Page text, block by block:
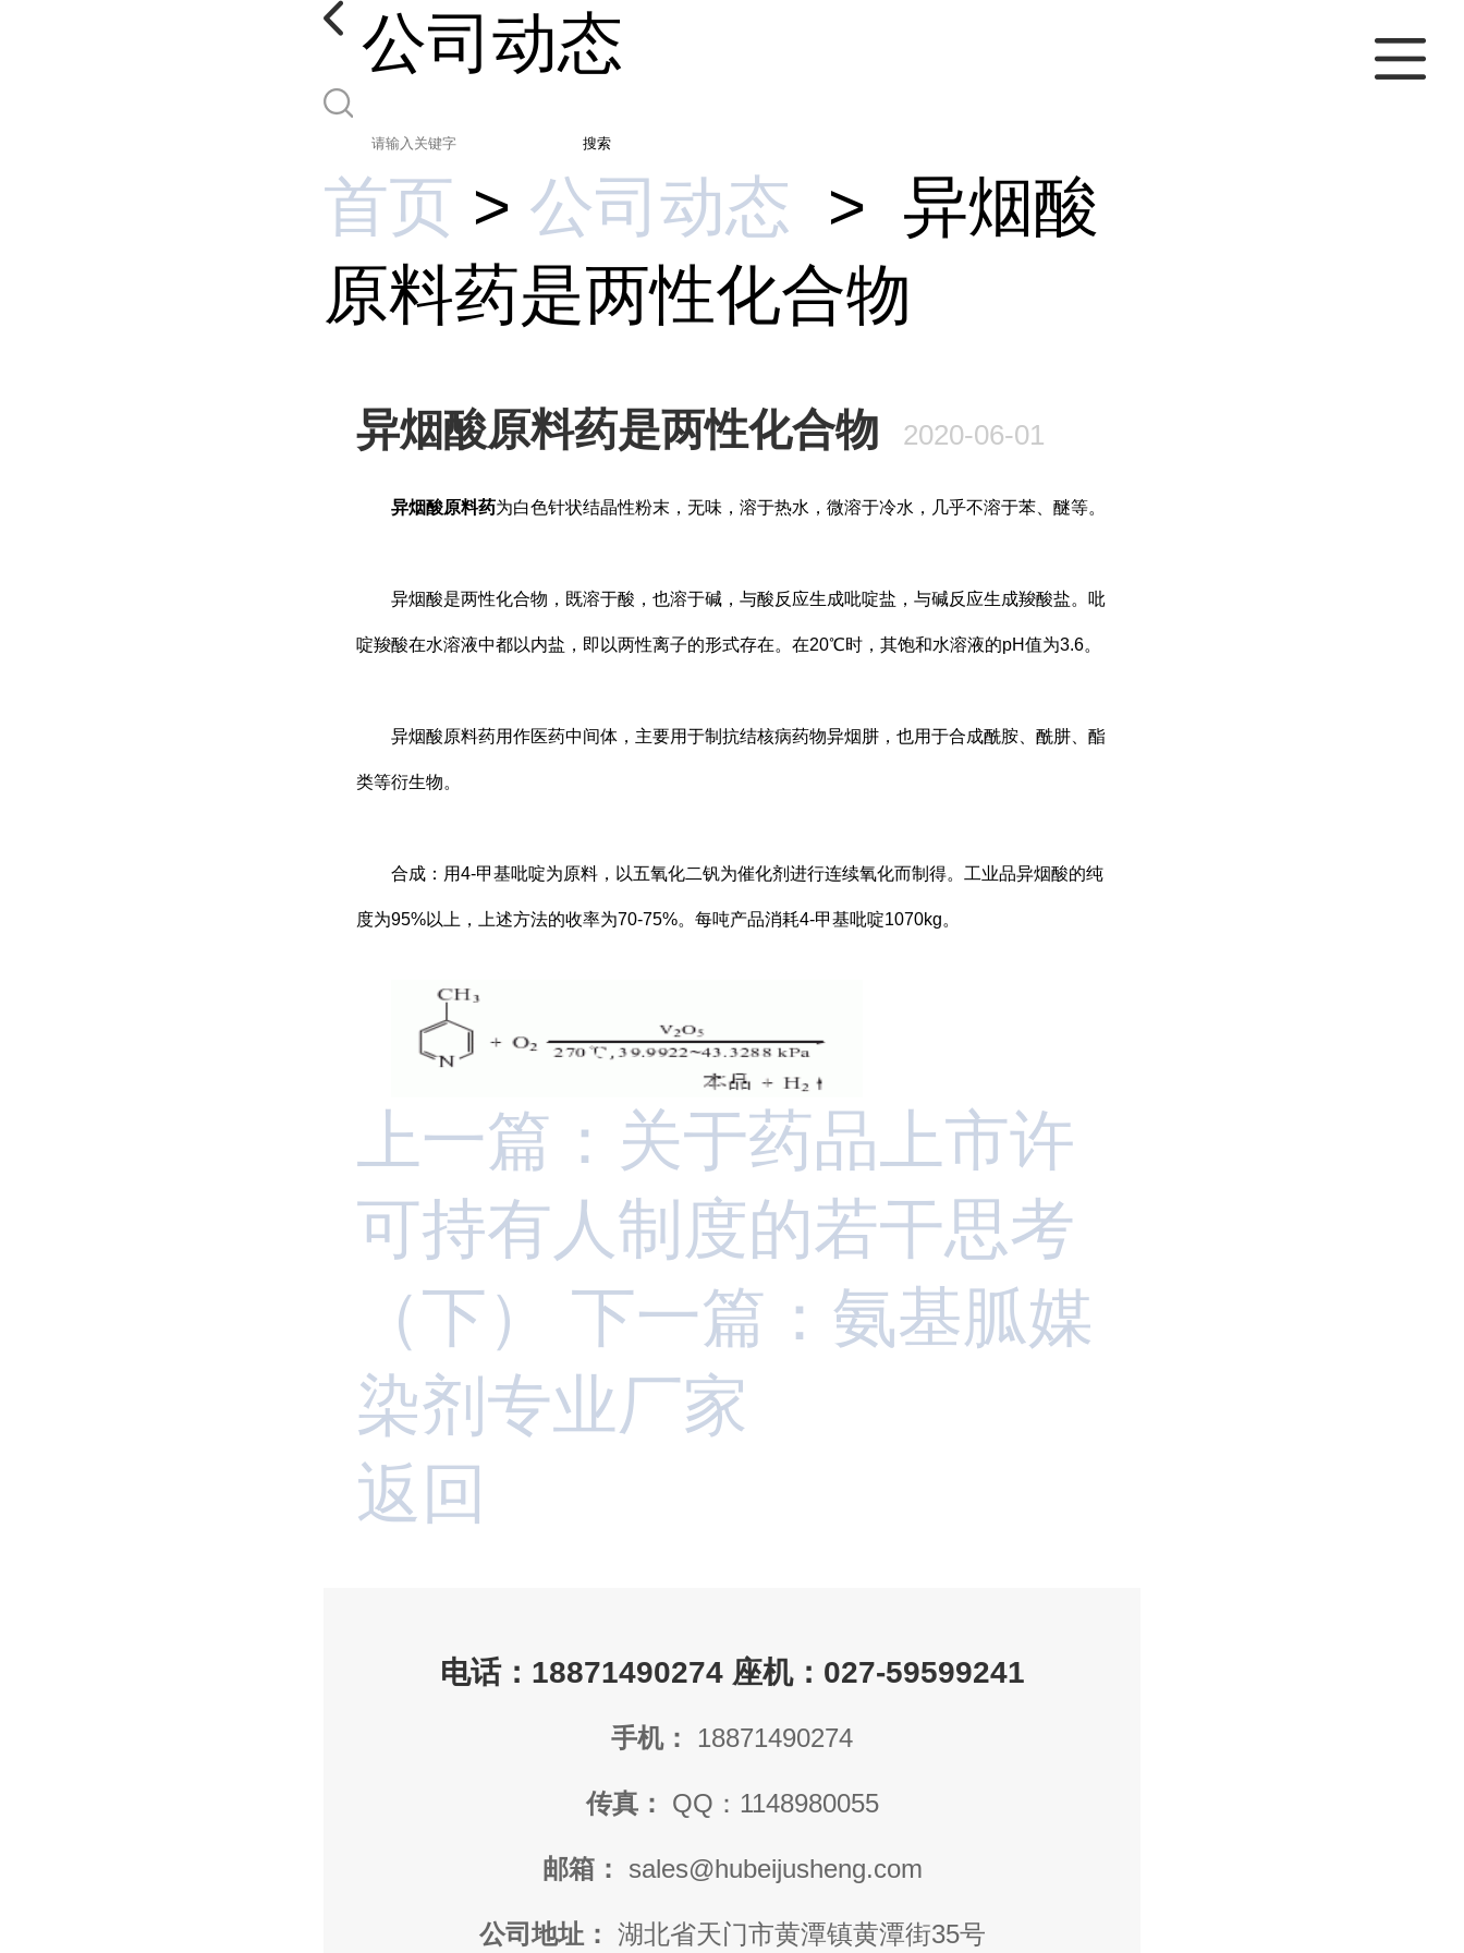
公司动态
搜索
首页 > 公司动态 > 异烟酸
原料药是两性化合物
异烟酸原料药是两性化合物 2020-06-01
异烟酸原料药为白色针状结晶性粉末，无味，溶于热水，微溶于冷水，几乎不溶于苯、醚等。
异烟酸是两性化合物，既溶于酸，也溶于碱，与酸反应生成吡啶盐，与碱反应生成羧酸盐。吡
啶羧酸在水溶液中都以内盐，即以两性离子的形式存在。在20℃时，其饱和水溶液的pH值为3.6。
异烟酸原料药用作医药中间体，主要用于制抗结核病药物异烟肼，也用于合成酰胺、酰肼、酯
类等衍生物。
合成：用4-甲基吡啶为原料，以五氧化二钒为催化剂进行连续氧化而制得。工业品异烟酸的纯
度为95%以上，上述方法的收率为70-75%。每吨产品消耗4-甲基吡啶1070kg。
上一篇：关于药品上市许
可持有人制度的若干思考
（下）
下一篇：氨基胍媒
染剂专业厂家
返回
电话：18871490274 座机：027-59599241
手机： 18871490274
传真： QQ：1148980055
邮箱： sales@hubeijusheng.com
公司地址： 湖北省天门市黄潭镇黄潭街35号